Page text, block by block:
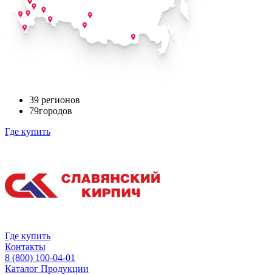
39 регионов
79городов
Где купить
Где купить
Контакты
8 (800) 100-04-01
Каталог Продукции